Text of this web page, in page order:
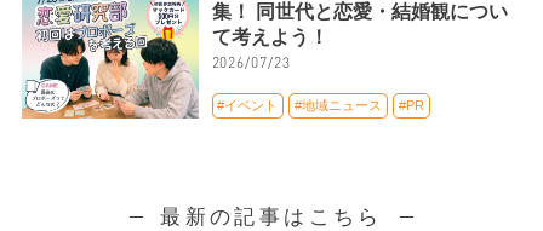
集！ 同世代と恋愛・結婚観につい
て考えよう！
2026/07/23
#イベント #地域ニュース #PR
最新の記事はこちら